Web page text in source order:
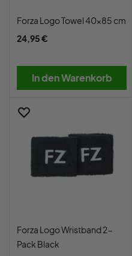
Forza Logo Towel 40x85 cm
24,95 €
In den Warenkorb
Forza Logo Wristband 2-
Pack Black